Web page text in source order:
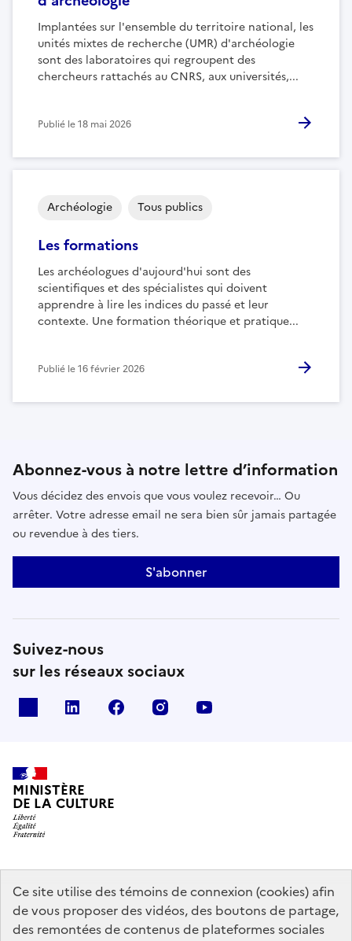
Ce site utilise des témoins de connexion (cookies) afin
de vous proposer des vidéos, des boutons de partage,
des remontées de contenus de plateformes sociales
Implantées sur l'ensemble du territoire national, les
unités mixtes de recherche (UMR) d'archéologie
sont des laboratoires qui regroupent des
chercheurs rattachés au CNRS, aux universités,...
Publié le18 mai 2026
Les formations
Les archéologues d'aujourd'hui sont des
scientifiques et des spécialistes qui doivent
apprendre à lire les indices du passé et leur
contexte. Une formation théorique et pratique...
Archéologie Tous publics
Publié le16 février 2026
Abonnez-vous à notre lettre d’information
Vous décidez des envois que vous voulez recevoir… Ou
arrêter. Votre adresse email ne sera bien sûr jamais partagée
ou revendue à des tiers.
S'abonner
Suivez-nous
sur les réseaux sociaux
linkedin facebook instagram
MINISTÈRE
DE LA CULTURE
data.gouv.fr legifrance.gouv.fr
info.gouv.fr
service-public.gouv.fr